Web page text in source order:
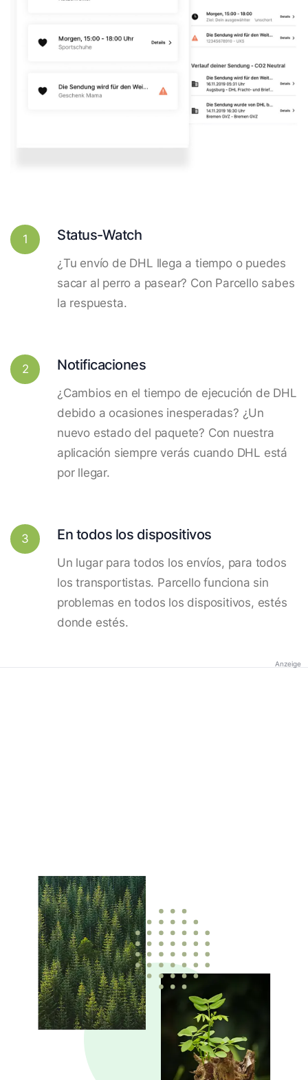
1 Status-Watch
¿Tu envío de DHL llega a tiempo o puedes
sacar al perro a pasear? Con Parcello sabes
la respuesta.
2 Notificaciones
¿Cambios en el tiempo de ejecución de DHL
debido a ocasiones inesperadas? ¿Un
nuevo estado del paquete? Con nuestra
aplicación siempre verás cuando DHL está
por llegar.
3 En todos los dispositivos
Un lugar para todos los envíos, para todos
los transportistas. Parcello funciona sin
problemas en todos los dispositivos, estés
donde estés.
Anzeige